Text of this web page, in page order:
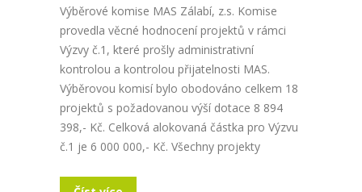
Výběrové komise MAS Zálabí, z.s. Komise
provedla věcné hodnocení projektů v rámci
Výzvy č.1, které prošly administrativní
kontrolou a kontrolou přijatelnosti MAS.
Výběrovou komisí bylo obodováno celkem 18
projektů s požadovanou výší dotace 8 894
398,- Kč. Celková alokovaná částka pro Výzvu
č.1 je 6 000 000,- Kč. Všechny projekty